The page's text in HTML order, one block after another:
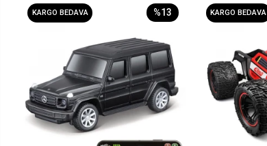
KARGO BEDAVA %13 KARGO BEDAVA